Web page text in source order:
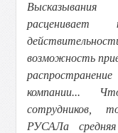
возможность
компании...
сотрудников,
РУСАЛа